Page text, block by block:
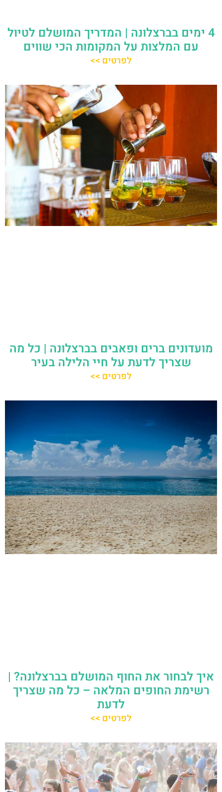
4 ימים בברצלונה | המדריך המושלם לטיול
עם המלצות על המקומות הכי שווים
לפרטים >>
מועדונים ברים ופאבים בברצלונה | כל מה
שצריך לדעת על חיי הלילה בעיר
לפרטים >>
איך לבחור את החוף המושלם בברצלונה? |
רשימת החופים המלאה – כל מה שצריך
לדעת
לפרטים >>